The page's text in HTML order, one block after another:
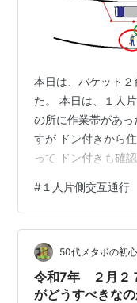
本日は、バケット
た。 本日は、１人
の所に作業帯があ
すが ドン付きから
って ドン付きも確
だったかはっきり分
誘導を 考えながら
す。 明日も、ご安
# １人片側交互通行
50代メタボの初
令和7年 ２月
がどうすべきな